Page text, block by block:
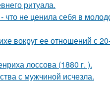
ритуала.
не ценила себя в
вокруг ее отношений с
лоссова (1880 г. ).
с мужчиной исчезла.